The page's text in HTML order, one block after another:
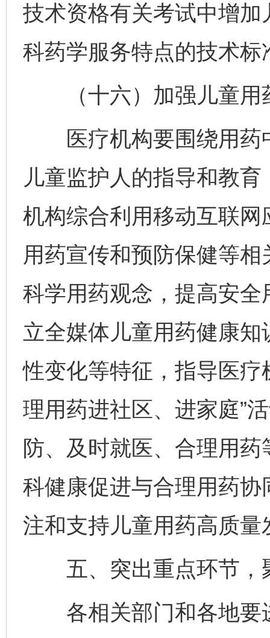
技术资格有关考试中增
科药学服务特点的技术标
（十六）加强儿童用
医疗机构要围绕用药
儿童监护人的指导和教
机构综合利用移动互联
用药宣传和预防保健等
科学用药观念，提高安
立全媒体儿童用药健康
性变化等特征，指导医疗
理用药进社区、进家庭”
防、及时就医、合理用
科健康促进与合理用药
注和支持儿童用药高质量
五、突出重点环节，
各相关部门和各地要